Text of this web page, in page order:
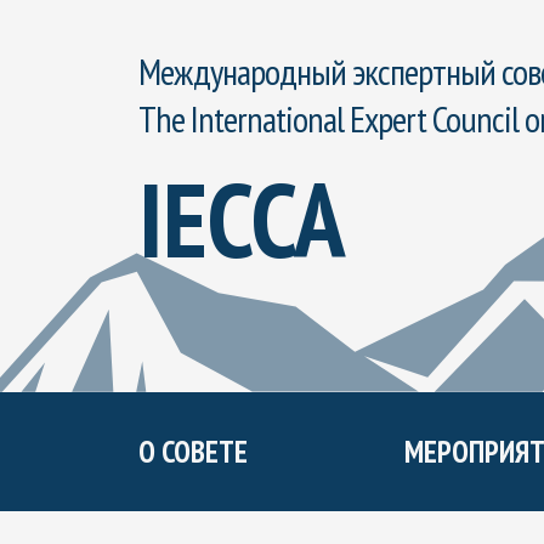
Международный экспертный
The International Expert Council
IECCA
О СОВЕТЕ